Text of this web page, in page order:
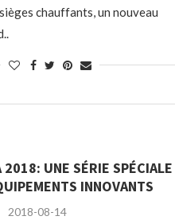
chauffants, un nouveau
2018: UNE SÉRIE SPÉCIALE
INNOVANTS
2018-08-14